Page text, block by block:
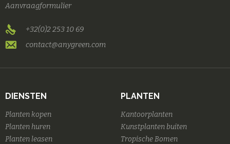
Aanvraagformulier
+32(0)2 253 10 69
contact@anygreen.com
DIENSTEN
Planten kopen
Planten huren
Planten leasen
PLANTEN
Kantoorplanten
Kunstplanten buiten
Tropische Bomen